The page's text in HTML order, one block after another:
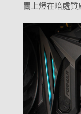
關上燈在暗處質